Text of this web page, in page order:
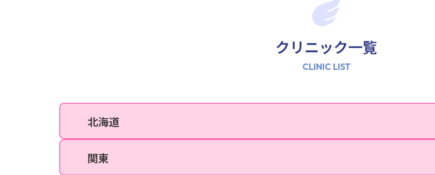
クリニック一覧
CLINIC LIST
北海道
札幌院
関東
大宮院
千葉院
名古屋院
大阪梅田院